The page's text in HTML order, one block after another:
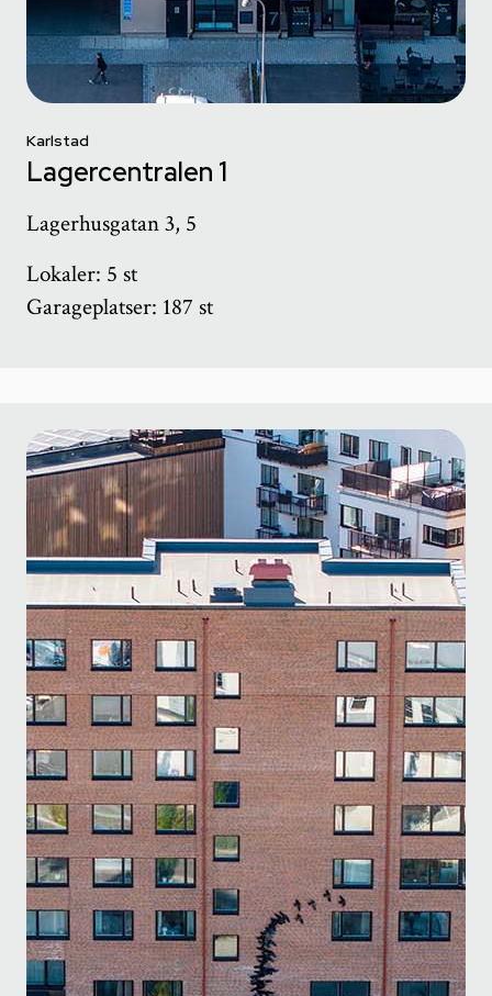
Karlstad
Lagercentralen 1
Lagerhusgatan 3, 5
Lokaler: 5 st
Garageplatser: 187 st